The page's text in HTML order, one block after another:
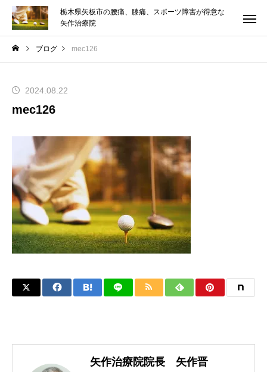
栃木県矢板市の腰痛、膝痛、スポーツ障害が得意な
矢作治療院
ブログ mec126
2024.08.22
mec126
矢作治療院院長 矢作晋